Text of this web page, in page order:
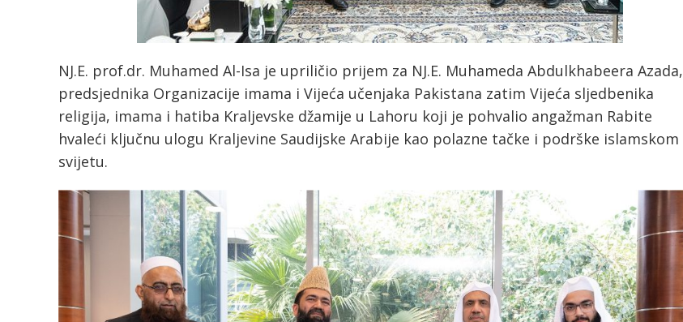
NJ.E. prof.dr. Muhamed Al-Isa je upriličio prijem za NJ.E. Muhameda Abdulkhabeera Azada,
predsjednika Organizacije imama i Vijeća učenjaka Pakistana zatim Vijeća sljedbenika
religija, imama i hatiba Kraljevske džamije u Lahoru koji je pohvalio angažman Rabite
hvaleći ključnu ulogu Kraljevine Saudijske Arabije kao polazne tačke i podrške islamskom
svijetu.